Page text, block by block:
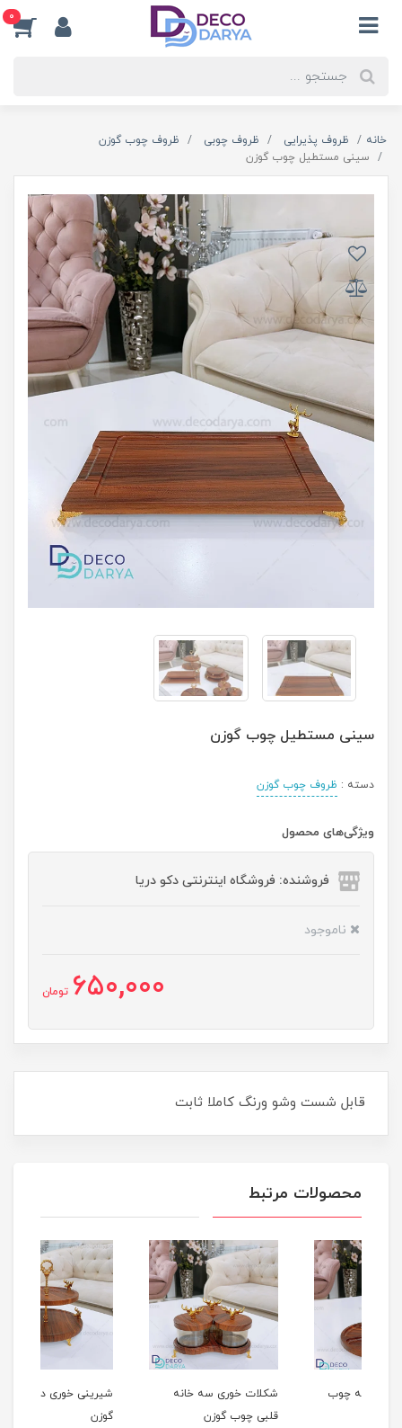
0
خانه ظروف پذیرایی ظروف چوبی
ظروف چوب گوزن
سینی مستطیل چوب گوزن
سینی مستطیل چوب گوزن
دسته : ظروف چوب گوزن
ویژگی‌های محصول
فروشنده: فروشگاه اینترنتی دکو دریا
ناموجود
650,000 تومان
قابل شست وشو ورنگ کاملا ثابت
محصولات مرتبط
شکلات خوری سه خانه
قلبی چوب گوزن
شیرینی خوری دوطبقه چوب